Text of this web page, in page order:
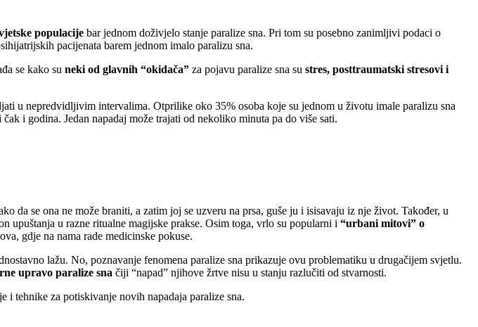
populacije bar jednom doživjelo stanje paralize sna. Pri tom su posebno zanimljivi podaci o
pacijenata barem jednom imalo paralizu sna.
se kako su neki od glavnih “okidača” za pojavu paralize sna su stres, posttraumatski stresovi i
u nepredvidljivim intervalima. Otprilike oko 35% osoba koje su jednom u životu imale paralizu sna
i godina. Jedan napadaj može trajati od nekoliko minuta pa do više sati.
da se ona ne može braniti, a zatim joj se uzveru na prsa, guše ju i isisavaju iz nje život. Također, u
upuštanja u razne ritualne magijske prakse. Osim toga, vrlo su popularni i “urbani mitovi” o
gdje na nama rade medicinske pokuse.
lažu. No, poznavanje fenomena paralize sna prikazuje ovu problematiku u drugačijem svjetlu.
upravo paralize sna čiji “napad” njihove žrtve nisu u stanju razlučiti od stvarnosti.
i tehnike za potiskivanje novih napadaja paralize sna.